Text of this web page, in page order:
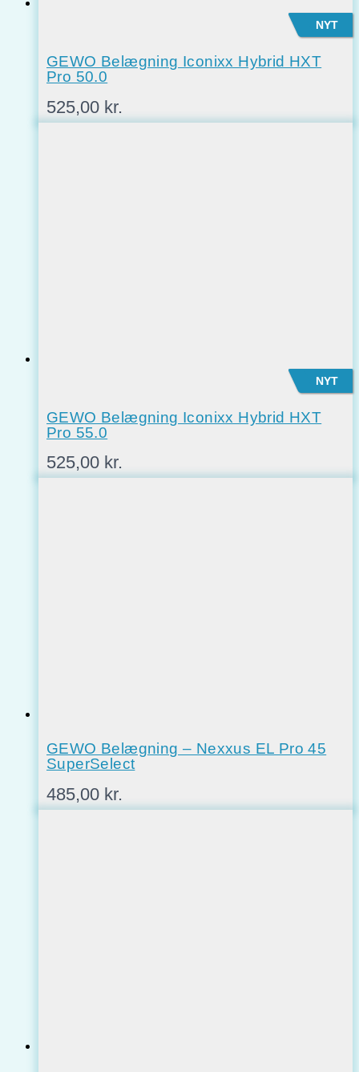
NYT
GEWO Belægning Iconixx Hybrid HXT
Pro 50.0
525,00 kr.
NYT
GEWO Belægning Iconixx Hybrid HXT
Pro 55.0
525,00 kr.
GEWO Belægning – Nexxus EL Pro 45
SuperSelect
485,00 kr.